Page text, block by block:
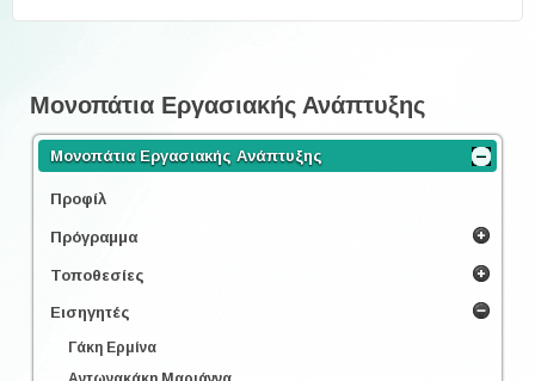
Μονοπάτια Εργασιακής Ανάπτυξης
Μονοπάτια Εργασιακής Ανάπτυξης
Προφίλ
Πρόγραμμα
Τοποθεσίες
Εισηγητές
Γάκη Ερμίνα